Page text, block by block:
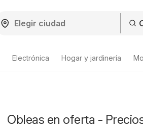
Electrónica Hogar y jardinería
Obleas en oferta -